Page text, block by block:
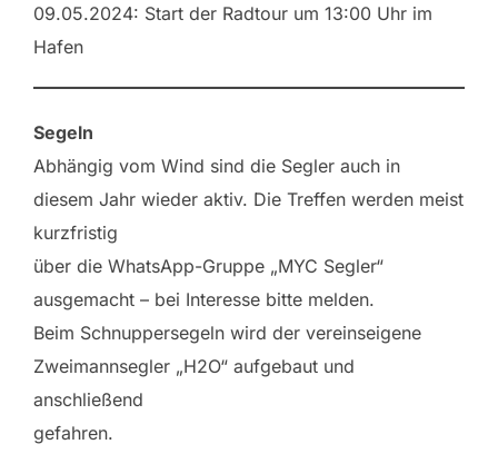
09.05.2024: Start der Radtour um 13:00 Uhr im
Hafen
Segeln
Abhängig vom Wind sind die Segler auch in
diesem Jahr wieder aktiv. Die Treffen werden meist
kurzfristig
über die WhatsApp-Gruppe „MYC Segler“
ausgemacht – bei Interesse bitte melden.
Beim Schnuppersegeln wird der vereinseigene
Zweimannsegler „H2O“ aufgebaut und
anschließend
gefahren.